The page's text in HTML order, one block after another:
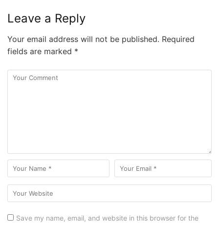
Leave a Reply
Your email address will not be published. Required
fields are marked *
Save my name, email, and website in this browser for the